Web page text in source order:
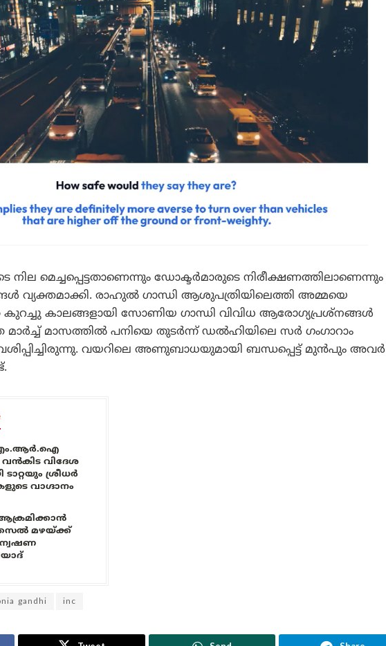
മെച്ചപ്പെട്ടതാണെന്നും ഡോക്ടർമാരുടെ നിരീക്ഷണത്തിലാണെന്നും
രാഹുൽ ഗാന്ധി ആശുപത്രിയിലെത്തി അമ്മയെ
കുറച്ചു കാലങ്ങളായി സോണിയ ഗാന്ധി വിവിധ ആരോഗ്യപ്രശ്നങ്ങൾ
മാർച്ച് മാസത്തിൽ പനിയെ തുടർന്ന് ഡൽഹിയിലെ സർ ഗംഗാറാം
വയറിലെ അണുബാധയുമായി ബന്ധപ്പെട്ട് മുൻപും അവർ
എം.ആർ.ഐ
വിദേശ
ശ്രീധർ
വാഗ്ദാനം
മഴയ്ക്ക്
gandhi inc